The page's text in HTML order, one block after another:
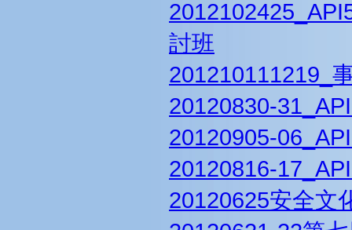
討班
201210111219_
20120830-
20120905-
20120816-
20120625安全文